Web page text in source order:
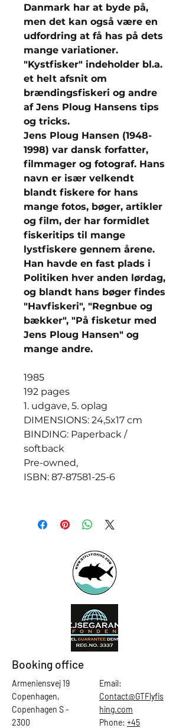
Danmark har at byde på,
men det kan også være en
udfordring at få has på dets
mange variationer.
"Kystfisker" indeholder bl.a.
et helt afsnit om
brændingsfiskeri og andre
af Jens Ploug Hansens tips
og tricks.
Jens Ploug Hansen (1948-
1998) var dansk forfatter,
filmmager og fotograf. Hans
navn er især velkendt
blandt fiskere for hans
mange fotos, bøger, artikler
og film, der har formidlet
fiskeritips til mange
lystfiskere gennem årene.
Han havde en fast plads i
Politiken hver anden lørdag,
og blandt hans bøger findes
"Havfiskeri", "Regnbue og
bækker", "På fisketur med
Jens Ploug Hansen" og
mange andre.
1985
192 pages
1. udgave, 5. oplag
DIMENSIONS: 24,5x17 cm
BINDING: Paperback /
softback
Pre-owned,
ISBN: 87-87581-25-6
Booking office
Armeniensvej 19
Copenhagen,
Copenhagen S -
2300
Email:
Contact@GTFlyfis
hing.com
Phone: +45